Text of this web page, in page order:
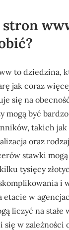
to dziedzina,
jak coraz
się na
mogą być
takich
oraz
stawki
tysięcy
i
etacie w
liczyć na stałe
w zależności